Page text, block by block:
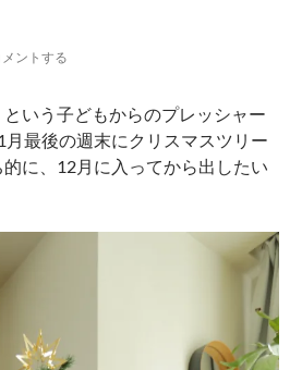
メントする
という子どもからのプレッシャー
最後の週末にクリスマスツリー
に、12月に入ってから出したい